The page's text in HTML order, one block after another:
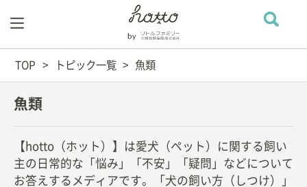
TOP トピック一覧 魚類
魚類
【hotto（ホット）】は愛犬（ペット）に関する飼い
主の日常的な「悩み」「不安」「疑問」などについて
お答えするメディアです。「犬の飼い方（しつけ）」